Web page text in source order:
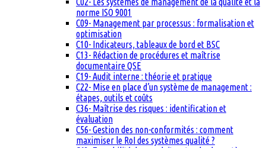
norme ISO 9001
C09- Management par processus : formalisation et
optimisation
C10- Indicateurs, tableaux de bord et BSC
C13- Rédaction de procédures et maîtrise
documentaire QSE
C19- Audit interne : théorie et pratique
C22- Mise en place d’un système de management :
étapes, outils et coûts
C36- Maîtrise des risques : identification et
évaluation
C56- Gestion des non-conformités : comment
maximiser le RoI des systèmes qualité ?